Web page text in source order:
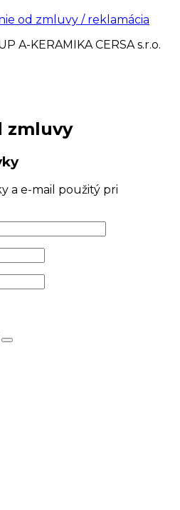
od zmluvy / reklamácia
A-KERAMIKA CERSA s.r.o.
zmluvy
a e-mail použitý pri